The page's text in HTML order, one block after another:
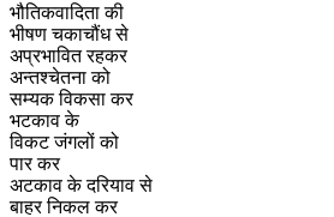
भौतिकवादिता की
भीषण चकाचौंध से
अप्रभावित रहकर
अन्तश्चेतना को
सम्यक विकसा कर
भटकाव के
विकट जंगलों को
पार कर
अटकाव के दरियाव से
बाहर निकल कर